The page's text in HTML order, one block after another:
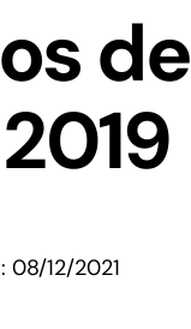
de
08/12/2021